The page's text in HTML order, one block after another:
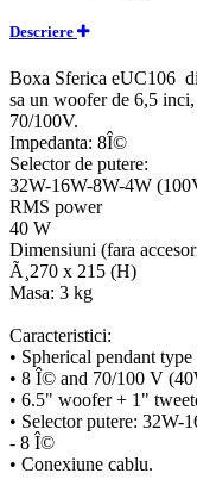
Descriere
Boxa Sferica eUC106
sa un woofer de 6,5
70/100V.
Impedanta: 8Î©
Selector de putere:
32W-16W-8W-4W
RMS power
40 W
Dimensiuni (fara
Ã¸270 x 215 (H)
Masa: 3 kg
Caracteristici:
• Spherical pendant
• 8 Î© and 70/100 V
• 6.5" woofer + 1"
• Selector putere:
- 8 Î©
• Conexiune cablu.